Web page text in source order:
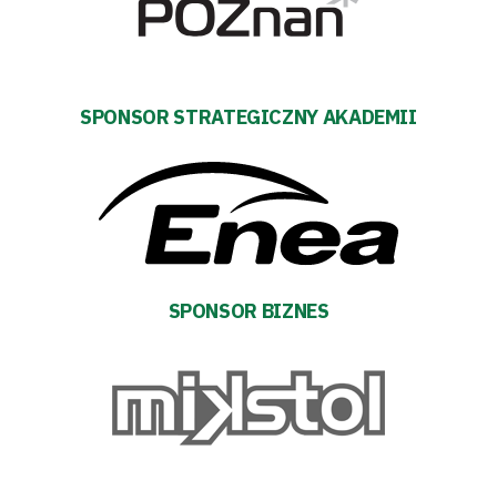
Akademia
SPONSOR STRATEGICZNY AKADEMII
SPONSOR BIZNES